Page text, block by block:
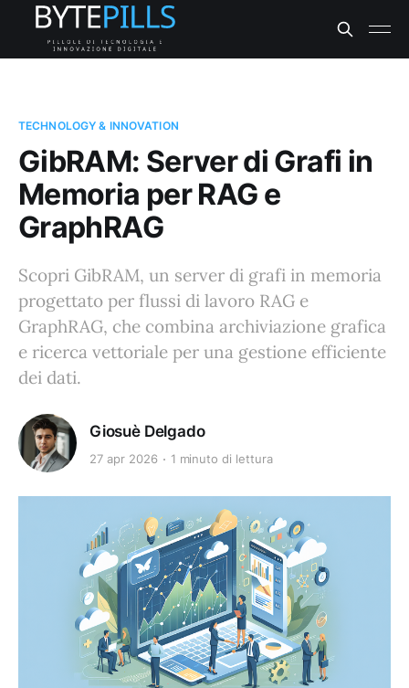
TECHNOLOGY & INNOVATION
GibRAM: Server di Grafi in
Memoria per RAG e
GraphRAG
Scopri GibRAM, un server di grafi in memoria
progettato per flussi di lavoro RAG e
GraphRAG, che combina archiviazione grafica
e ricerca vettoriale per una gestione efficiente
dei dati.
Giosuè Delgado
27 apr 2026 1 minuto di lettura